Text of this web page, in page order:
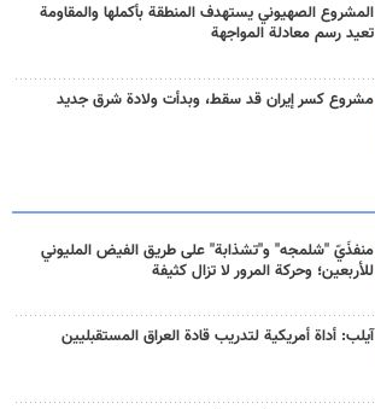
المشروع الصهيوني يستهدف المنطقة بأكملها والمقاومة
تعيد رسم معادلة المواجهة
مشروع كسر إيران قد سقط، وبدأت ولادة شرق جديد
منفذَيّ "شلمجه" و"تشذابة" على طريق الفيض المليوني
للأربعين؛ وحركة المرور لا تزال كثيفة
آيلب: أداة أمريكية لتدريب قادة العراق المستقبليين